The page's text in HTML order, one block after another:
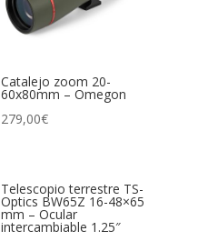
Catalejo zoom 20-
60x80mm – Omegon
279,00€
Telescopio terrestre TS-
Optics BW65Z 16-48×65
mm – Ocular
intercambiable 1.25″